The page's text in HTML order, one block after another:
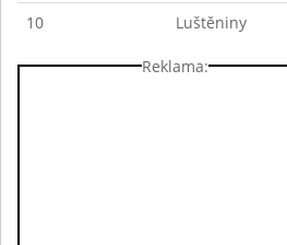
10
Luštěniny
Reklama: